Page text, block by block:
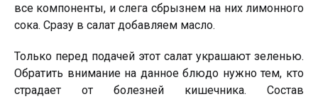
все компоненты, и слега сбрызнем на них лимонного
сока. Сразу в салат добавляем масло.
Только перед подачей этот салат украшают зеленью.
Обратить внимание на данное блюдо нужно тем, кто
страдает от болезней кишечника. Состав